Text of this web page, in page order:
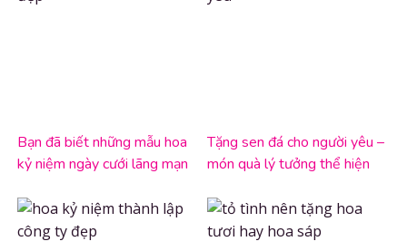
Bạn đã biết những mẫu hoa
kỷ niệm ngày cưới lãng mạn
Tặng sen đá cho người yêu –
món quà lý tưởng thể hiện